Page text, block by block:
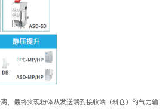
，最终实现粉体从发送端到接收端（料仓）的气力输